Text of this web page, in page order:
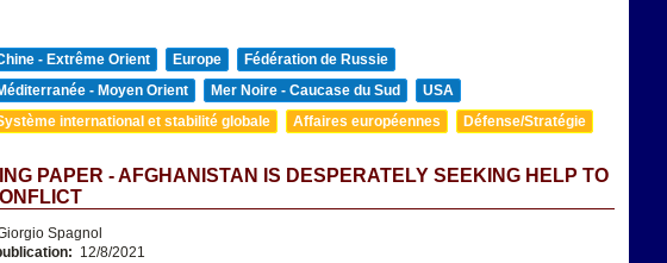
- Extrême Orient Europe
Fédération de Russie
- Moyen Orient
Mer Noire - Caucase du Sud
USA
international et stabilité globale
Affaires européennes Défense/Stratégie
PAPER - AFGHANISTAN IS DESPERATELY SEEKING HELP TO
Spagnol
12/8/2021